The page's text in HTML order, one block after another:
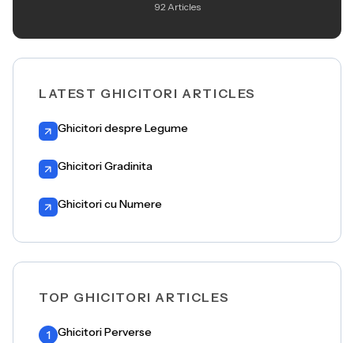
92 Articles
LATEST GHICITORI ARTICLES
Ghicitori despre Legume
Ghicitori Gradinita
Ghicitori cu Numere
TOP GHICITORI ARTICLES
1 Ghicitori Perverse